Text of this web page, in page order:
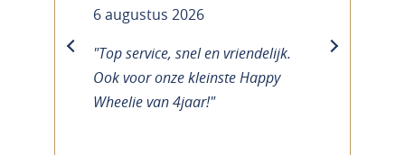
6 augustus 2026
"Top service, snel en vriendelijk.
Ook voor onze kleinste Happy
Wheelie van 4jaar!"
previous next